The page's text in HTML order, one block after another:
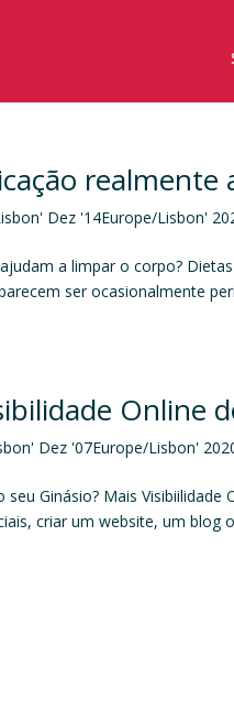
Dez '14Europe/Lisbon'
a limpar o corpo?
ser ocasionalmente
Online
Dez '07Europe/Lisbon'
Ginásio? Mais
criar um website, um blog